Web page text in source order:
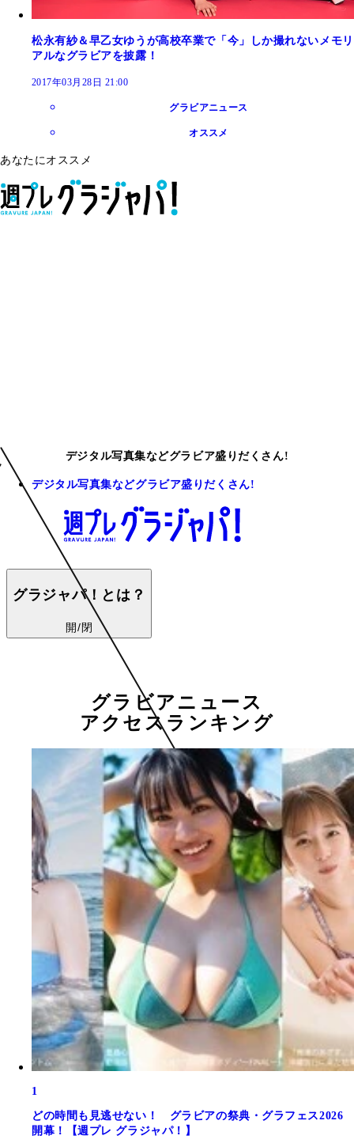
松永有紗＆早乙女ゆうが高校卒業で「今」しか撮れないメモリ
アルなグラビアを披露！
2017年03月28日 21:00
グラビアニュース
オススメ
あなたにオススメ
デジタル写真集などグラビア盛りだくさん!
デジタル写真集などグラビア盛りだくさん!
グラジャパ！とは？
開/閉
グラビアニュース
アクセスランキング
1
どの時間も見逃せない！ グラビアの祭典・グラフェス2026
開幕！【週プレ グラジャパ！】